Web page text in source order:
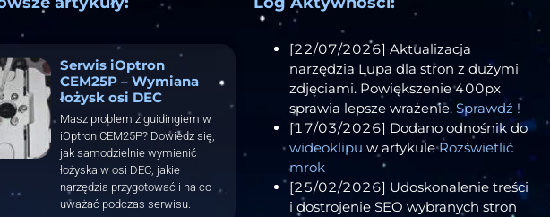
Serwis iOptron
CEM25P – Wymiana
łożysk osi DEC
Masz problem z guidingiem w
iOptron CEM25P? Dowiedz się,
jak samodzielnie wymienić
łożyska w osi DEC, jakie
narzędzia przygotować i na co
uważać podczas serwisu.
[22/07/2026] Aktualizacja
narzędzia Lupa dla stron z dużymi
zdjęciami. Powiększenie 400px
sprawia lepsze wrażenie. Sprawdź !
[17/03/2026] Dodano odnośnik do
wideoklipu w artykuleRozświetlić
mrok
[25/02/2026] Udoskonalenie treści
i dostrojenie SEO wybranych stron